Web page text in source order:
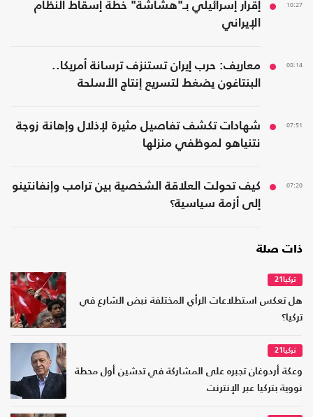
10:27
إقرار إسرائيلي بـ"هشاشة" خطة إسقاط النظام
الإيراني
08:14
معاريف: حرب إيران تستنزف ترسانة أمريكا..
البنتاغون يضغط لتسريع إنتاج الأسلحة
07:51
شهادات تكشف تفاصيل مثيرة لإذلال وإهانة زوجة
نتنياهو لموظفي منزلها
07:20
كيف تحولت العلاقة الشخصية بين ترامب وإنفانتينو
إلى أزمة سياسية؟
ذات صلة
تركيا21
هل تعكس استطلاعات الرأي المختلفة نبض الشارع في
تركيا؟
تركيا21
وعكة أردوغان تجبره على المشاركة في تدشين أول محطة
نووية بتركيا عبر الإنترنت